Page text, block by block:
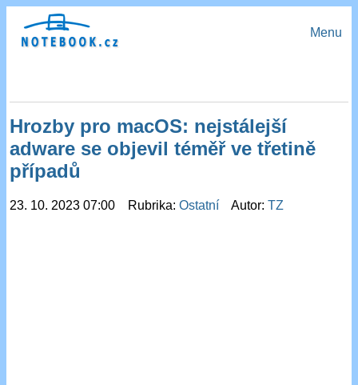
Menu
Hrozby pro macOS: nejstálejší
adware se objevil téměř ve třetině
případů
23. 10. 2023 07:00 Rubrika:Ostatní Autor:TZ